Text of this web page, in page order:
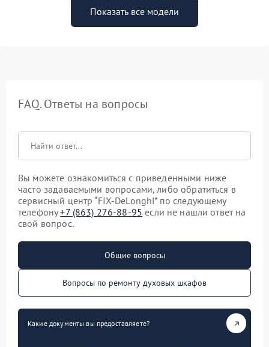
Показать все модели
FAQ. Ответы на вопросы
Вы можете ознакомиться с приведенными ниже
часто задаваемыми вопросами, либо обратиться в
сервисный центр “FIX-DeLonghi” по следующему
телефону+7 (863) 276-88-95 если не нашли ответ на
свой вопрос.
Общие вопросы
Вопросы по ремонту духовых шкафов
Какие документы вы предоставляете?